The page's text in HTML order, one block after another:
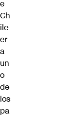
e
Ch
ile
er
a
un
o
de
los
pa